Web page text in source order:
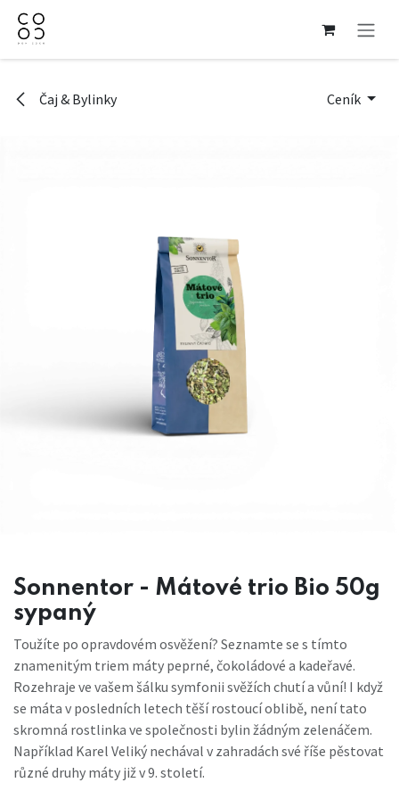
Přejít na obsah
Čaj & Bylinky Ceník
Sonnentor - Mátové trio Bio 50g
sypaný
Toužíte po opravdovém osvěžení? Seznamte se s tímto
znamenitým triem máty peprné, čokoládové a kadeřavé.
Rozehraje ve vašem šálku symfonii svěžích chutí a vůní! I když
se máta v posledních letech těší rostoucí oblibě, není tato
skromná rostlinka ve společnosti bylin žádným zelenáčem.
Například Karel Veliký nechával v zahradách své říše pěstovat
různé druhy máty již v 9. století.